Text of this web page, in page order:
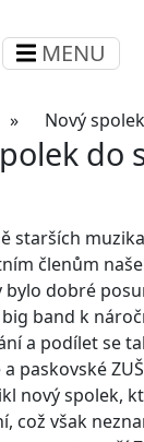
MENU
» Nový
do
starších
členům
bylo dobré
band k
a podílet se
paskovské
nový spolek,
což však